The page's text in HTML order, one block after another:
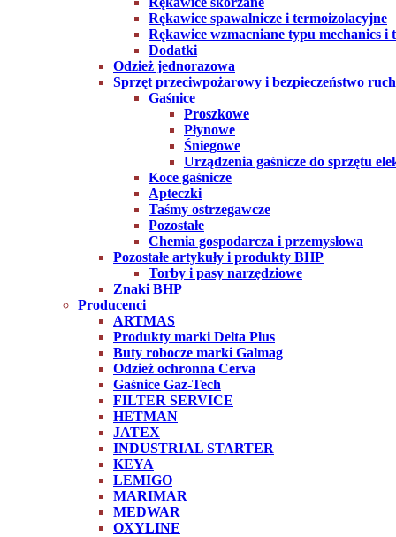
Rękawice spawalnicze i termoizolacyjne
Rękawice wzmacniane typu mechanics i
Dodatki
Odzież jednorazowa
Sprzęt przeciwpożarowy i bezpieczeństwo
Gaśnice
Proszkowe
Płynowe
Śniegowe
Urządzenia gaśnicze do sprzętu
Koce gaśnicze
Apteczki
Taśmy ostrzegawcze
Pozostałe
Chemia gospodarcza i przemysłowa
Pozostałe artykuły i produkty BHP
Torby i pasy narzędziowe
Znaki BHP
Producenci
ARTMAS
Produkty marki Delta Plus
Buty robocze marki Galmag
Odzież ochronna Cerva
Gaśnice Gaz-Tech
FILTER SERVICE
HETMAN
JATEX
INDUSTRIAL STARTER
KEYA
LEMIGO
MARIMAR
MEDWAR
OXYLINE